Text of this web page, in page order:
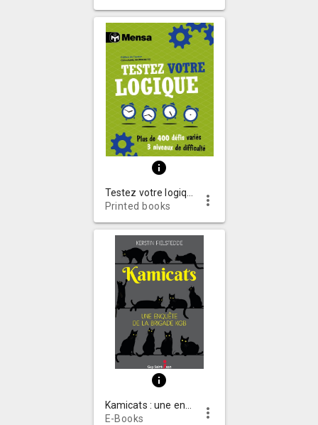
info
Printed books
more_vert
info
E-Books
more_vert